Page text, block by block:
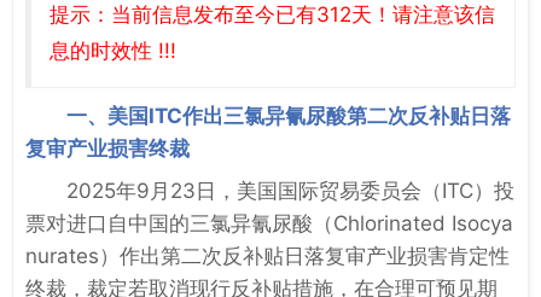
提示：当前信息发布至今已有312天！请注意该信
息的时效性 !!!
一、美国ITC作出三氯异氰尿酸第二次反补贴日落
复审产业损害终裁
2025年9月23日，美国国际贸易委员会（ITC）投
票对进口自中国的三氯异氰尿酸（Chlorinated Isocya
nurates）作出第二次反补贴日落复审产业损害肯定性
终裁，裁定若取消现行反补贴措施，在合理可预见期